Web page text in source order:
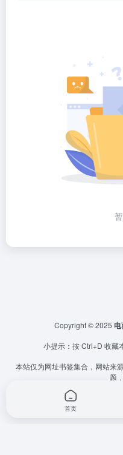
Copyright © 2025
小提示：按 Ctrl+D 收藏
本站仅为网址书签集合，网站来
题
首页